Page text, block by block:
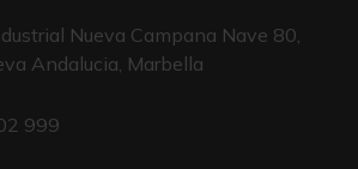
Nueva Campana Nave 80,
Andalucia, Marbella
999